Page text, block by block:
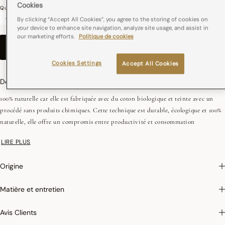
Quantité
-
+
Description
100% naturelle car elle est fabriquée avec du coton biologique et teinte avec un
procédé sans produits chimiques. Cette technique est durable, écologique et 100%
naturelle, elle offre un compromis entre productivité et consommation
une production "classique". La garance, par exemple, permet d'obtenir des teintes
plus douce, vous pourrez constater des écarts de bain entre des produits ainsi
imperfection de la nature.
LIRE PLUS
Origine
Matière et entretien
Avis Clients
Cookies
By clicking “Accept All Cookies”, you agree to the storing of cookies on
your device to enhance site navigation, analyze site usage, and assist in
our marketing efforts. Politique de cookies
Accept All Cookies
Cookies Settings